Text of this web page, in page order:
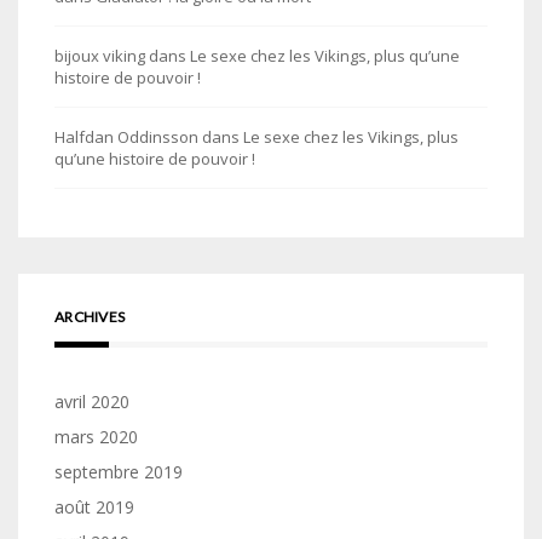
bijoux viking dans Le sexe chez les Vikings, plus qu’une
histoire de pouvoir !
Halfdan Oddinsson dans Le sexe chez les Vikings, plus
qu’une histoire de pouvoir !
ARCHIVES
avril 2020
mars 2020
septembre 2019
août 2019